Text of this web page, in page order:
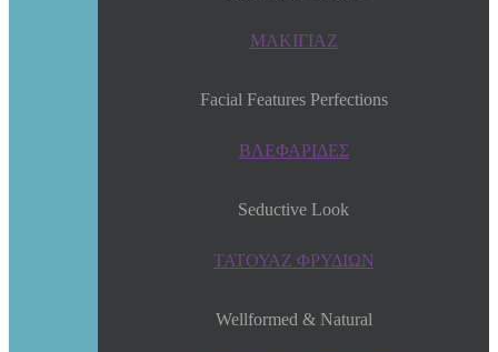
ΜΑΚΙΓΙΑΖ
Facial Features Perfections
ΒΛΕΦΑΡΙΔΕΣ
Seductive Look
ΤΑΤΟΥΑΖ ΦΡΥΔΙΩΝ
Wellformed & Natural